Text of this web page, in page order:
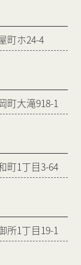
町ホ24-4
町大滝918-1
町1丁目3-64
所1丁目19-1